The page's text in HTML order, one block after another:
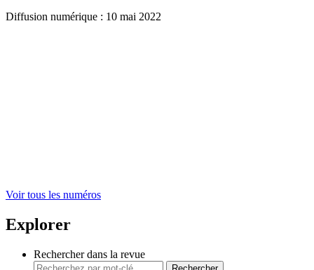
Diffusion numérique : 10 mai 2022
Voir tous les numéros
Explorer
Rechercher dans la revue